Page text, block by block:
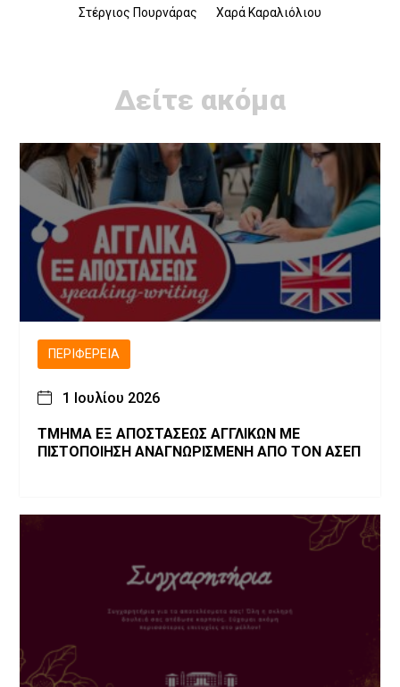
Στέργιος Πουρνάρας Χαρά Καραλιόλιου
Δείτε ακόμα
ΠΕΡΙΦΈΡΕΙΑ
1 Ιουλίου 2026
ΤΜΗΜΑ ΕΞ ΑΠΟΣΤΑΣΕΩΣ ΑΓΓΛΙΚΩΝ ΜΕ
ΠΙΣΤΟΠΟΙΗΣΗ ΑΝΑΓΝΩΡΙΣΜΕΝΗ ΑΠΟ ΤΟΝ ΑΣΕΠ